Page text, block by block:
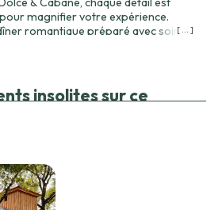
magnifier votre expérience.
romantique préparé avec soin,
des moments de détente en
offre un cadre naturel
La proximité avec Toulouse
séjour, vous permettant de vous
régionale lors d'excursions
[ ... ]
insolites sur ce